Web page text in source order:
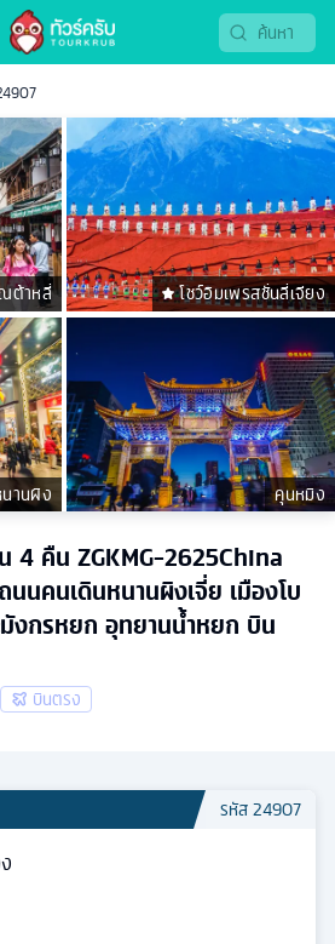
ต้าหลี่ โชว์อิมเพรสชั่นลี่เจียง
านผิง คุนหมิง
4 คืน ZGKMG-2625China
นคนเดินหนานผิงเจี่ย เมืองโบ
งกรหยก อุทยานน้ำหยก บิน
บินตรง
รหัส24907